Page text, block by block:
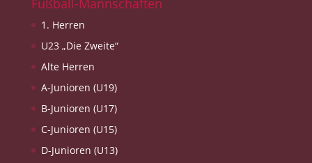
1. Herren
U23 „Die Zweite“
Alte Herren
A-Junioren (U19)
B-Junioren (U17)
C-Junioren (U15)
D-Junioren (U13)